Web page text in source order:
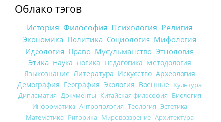
Облако тэгов
История Философия Психология Религия
Экономика Политика Социология Мифология
Идеология Право Мусульманство Этнология
Этика Наука Логика Педагогика Методология
Языкознание Литература Искусство Археология
Демография География Экология Военные Культура
Дипломатия Документы Китайская философия Биология
Информатика Антропология Теология Эстетика
Математика Риторика Мировоззрение Архитектура